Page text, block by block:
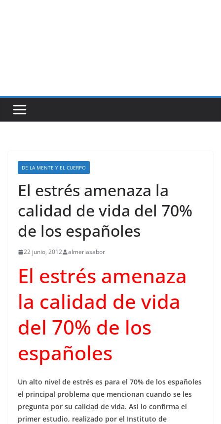
DE LA MENTE Y EL CUERPO
El estrés amenaza la
calidad de vida del 70%
de los españoles
22 junio, 2012 almeriasabor
El estrés amenaza
la calidad de vida
del 70% de los
españoles
Un alto nivel de estrés es para el 70% de los españoles
el principal problema que mencionan cuando se les
pregunta por su calidad de vida. Así lo confirma el
primer estudio, realizado por el Instituto de